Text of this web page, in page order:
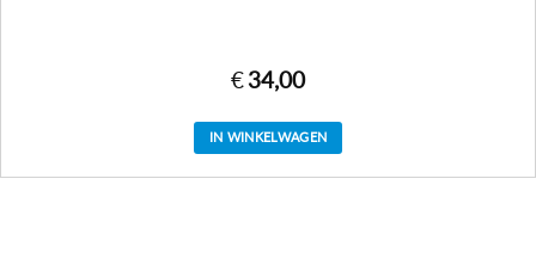
€34,00
IN WINKELWAGEN